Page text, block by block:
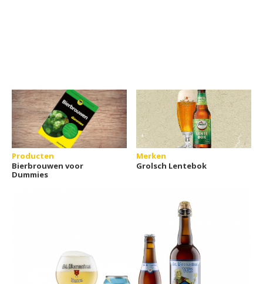
Producten
Bierbrouwen voor
Dummies
Merken
Grolsch Lentebok